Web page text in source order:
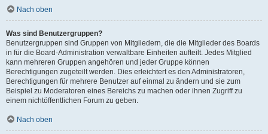
Nach oben
Was sind Benutzergruppen?
Benutzergruppen sind Gruppen von Mitgliedern, die die Mitglieder des Boards
in für die Board-Administration verwaltbare Einheiten aufteilt. Jedes Mitglied
kann mehreren Gruppen angehören und jeder Gruppe können
Berechtigungen zugeteilt werden. Dies erleichtert es den Administratoren,
Berechtigungen für mehrere Benutzer auf einmal zu ändern und sie zum
Beispiel zu Moderatoren eines Bereichs zu machen oder ihnen Zugriff zu
einem nichtöffentlichen Forum zu geben.
Nach oben